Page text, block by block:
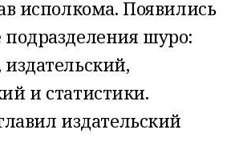
исполкома. Появились
подразделения шуро:
и статистики.
издательский